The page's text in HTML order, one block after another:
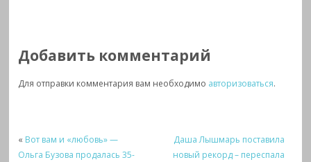
Добавить комментарий
Для отправки комментария вам необходимо авторизоваться.
« Вот вам и «любовь» —
Ольга Бузова продалась 35-
Даша Лышмарь поставила
новый рекорд – переспала